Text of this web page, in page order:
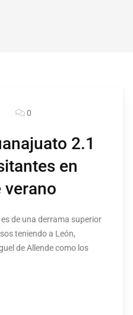
0
2.1
en
verano
de una derrama superior
teniendo a León,
de Allende como los